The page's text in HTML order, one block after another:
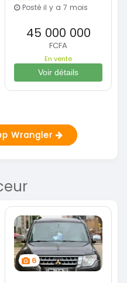
Posté il y a 7 mois
45 000 000
FCFA
En vente
Voir détails
Wrangler
6